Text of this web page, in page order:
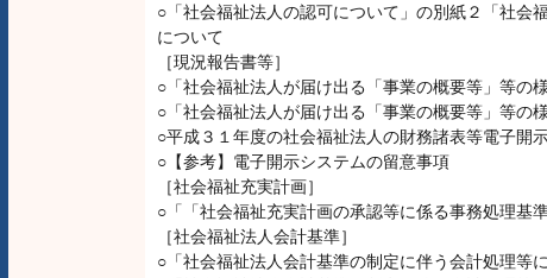
○「社会福祉法人の認可について」の別紙２「社会
について
［現況報告書等］
○「社会福祉法人が届け出る「事業の概要等」等の
○「社会福祉法人が届け出る「事業の概要等」等の
○平成３１年度の社会福祉法人の財務諸表等電子開
○【参考】電子開示システムの留意事項
［社会福祉充実計画］
○「「社会福祉充実計画の承認等に係る事務処理基
［社会福祉法人会計基準］
○「社会福祉法人会計基準の制定に伴う会計処理等